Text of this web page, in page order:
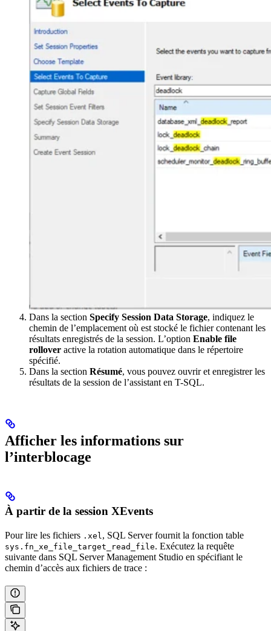
Dans la section Specify Session Data Storage, indiquez le
chemin de l’emplacement où est stocké le fichier contenant les
résultats enregistrés de la session. L’option Enable file
rollover active la rotation automatique dans le répertoire
spécifié.
Dans la section Résumé, vous pouvez ouvrir et enregistrer les
résultats de la session de l’assistant en T-SQL.
Afficher les informations sur
l’interblocage
À partir de la session XEvents
Pour lire les fichiers .xel , SQL Server fournit la fonction table
sys.fn_xe_file_target_read_file. Exécutez la requête
suivante dans SQL Server Management Studio en spécifiant le
chemin d’accès aux fichiers de trace :